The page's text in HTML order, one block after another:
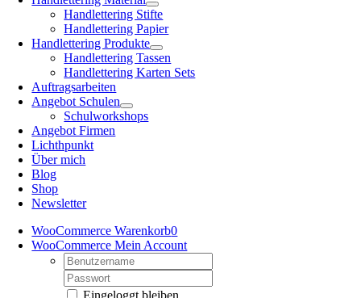
Handlettering Stifte
Handlettering Papier
Handlettering Produkte
Handlettering Tassen
Handlettering Karten Sets
Auftragsarbeiten
Angebot Schulen
Schulworkshops
Angebot Firmen
Lichthpunkt
Über mich
Blog
Shop
Newsletter
WooCommerce Warenkorb0
WooCommerce Mein Account
Username:
Password:
Eingeloggt bleiben